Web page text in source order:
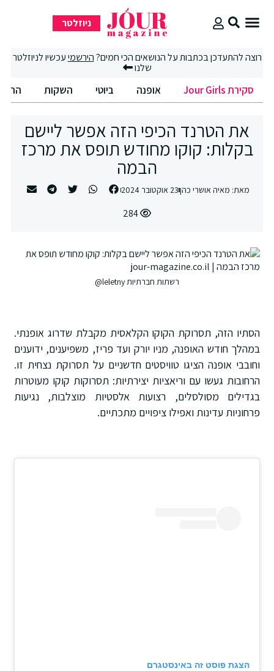
ניוזלטר
רוצה להתעדכן בכתבות על הנושאים הכי חמים?הירשמיעכשיו לניוזלטר
שלנו
סקירת Jour Girls אופנה ביוטי השקות
את הטרנד הכיפי הזה אפשר ליישם
בקלות: קוקו מחודש תופס את מרכז
הבמה
מאת: מאיה אושרי כהן23 אוקטובר 2024
רשתות חברתיות leletny@
הסתיו הזה, תסרוקת הקוקו הקלאסית מקבלת שדרוג אופנתי.
במהלך חודש האופנה, מניו יורק ועד פריז, משפיענים, ידוענים
וחובבי אופנה הציגו טוויסטים חדשניים על תסרוקת נצחית זו.
הרחובות געשו עם וריאציות יצירתיות: תסרוקות קוקו מעוטרות
בגדילים מסולסלים, רצועות אלסטיות מוצלבות, נגיעות
פרחוניות עדינות ואפילו ציפויים מתכתיים.
הצגת פוסט זה באינסטגרם